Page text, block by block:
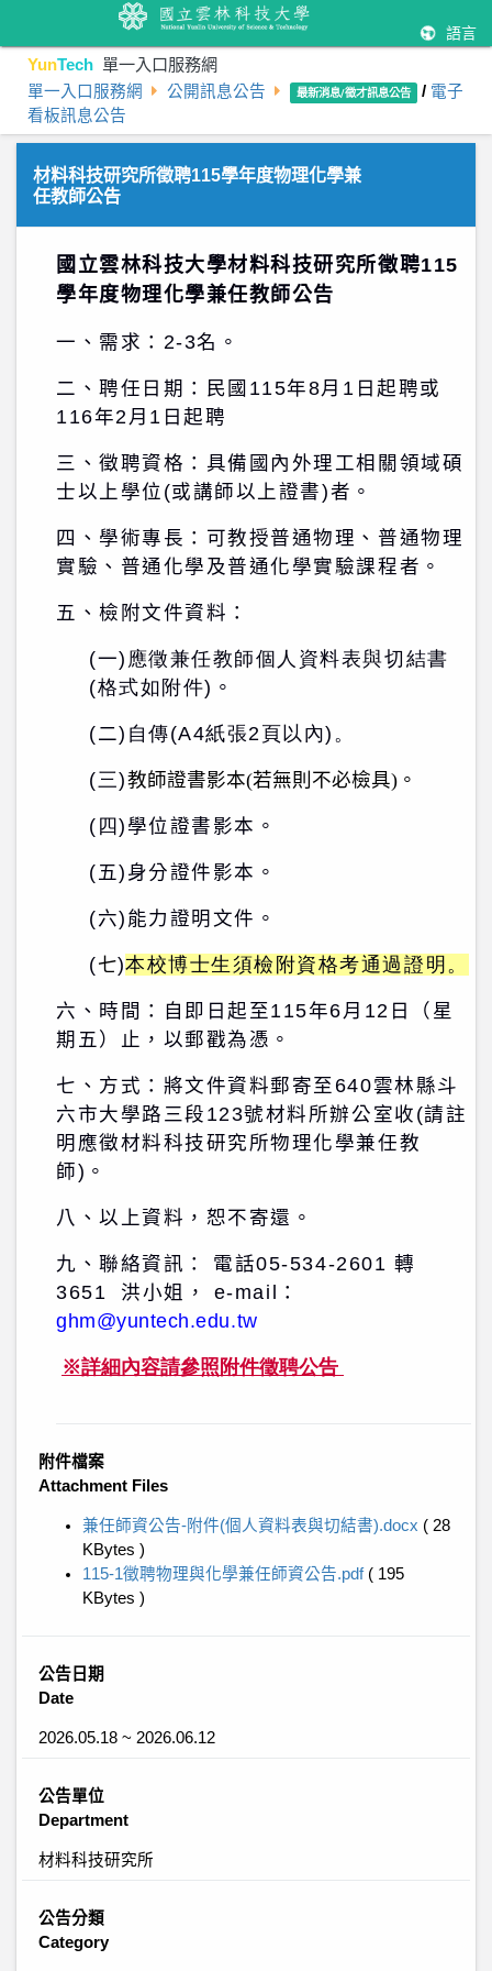
語言
YunTech 單一入口服務網
單一入口服務網 公開訊息公告 最新消息/徵才訊息公告 / 電子
看板訊息公告
材料科技研究所徵聘115學年度物理化學兼
任教師公告
國立雲林科技大學材料科技研究所徵聘115
學年度物理化學兼任教師公告
一、需求： 2-3名。
二、聘任日期：民國 115年8月 1 日起聘或
116年2月1日起聘
三、徵聘資格：具備國內外理工相關領域碩
士以上學位 (或講師以上證書)者。
四、學術專長：可教授普通物理、普通物理
實驗、普通化學及普通化學實驗課程者。
五、檢附文件資料：
(一)應徵兼任教師個人資料表與切結書
(格式如附件) 。
(二)自傳(A4紙張2頁以內)。
(三)教師證書影本(若無則不必檢具)。
(四) 學位證書影本。
(五)身分證件影本。
(六)能力證明文件。
(七)本校博士生須檢附資格考通過證明。
六、時間：自即日起至115年6月12日（星
期五）止，以郵戳為憑。
七、方式：將文件資料郵寄至 640雲林縣斗
六市大學路三段 123號材料所辦公室收 (請註
明應徵材料科技研究所物理化學兼任教
師) 。
八、以上資料，恕不寄還。
九、聯絡資訊： 電話05-534-2601 轉
3651 洪小姐， e-mail
：
ghm@yuntech.edu.tw
※詳細內容請參照附件徵聘公告
附件檔案
Attachment Files
兼任師資公告-附件(個人資料表與切結書).docx ( 28
KBytes )
115-1徵聘物理與化學兼任師資公告.pdf ( 195
KBytes )
公告日期
Date
2026.05.18 ~ 2026.06.12
公告單位
Department
材料科技研究所
公告分類
Category